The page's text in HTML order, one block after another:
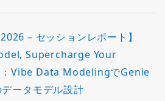
– セッションレポート】
Supercharge Your
：Vibe Data ModelingでGenie
ータモデル設計